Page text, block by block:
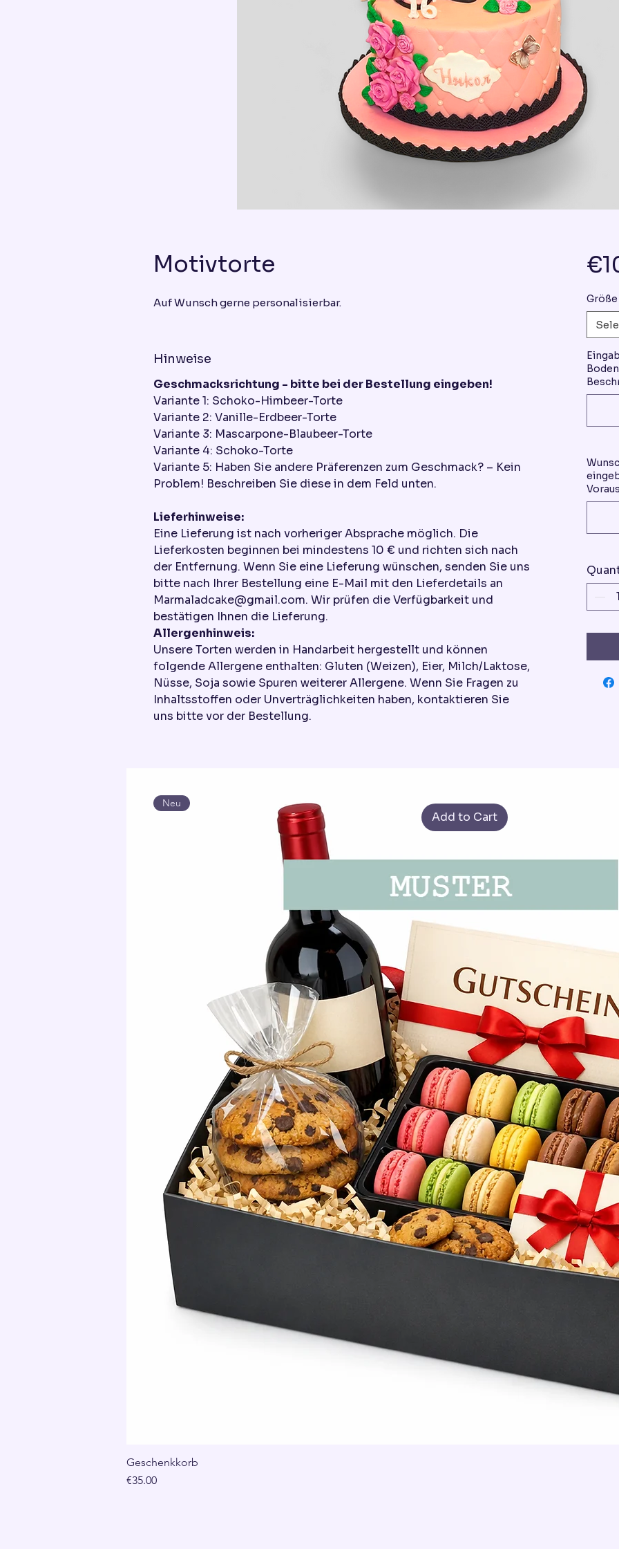
Motivtorte
Auf Wunsch gerne personalisierbar.
Hinweise
Geschmacksrichtung - bitte bei der Bestellung eingeben!
Variante 1: Schoko-Himbeer-Torte
Variante 2: Vanille-Erdbeer-Torte
Variante 3: Mascarpone-Blaubeer-Torte
Variante 4: Schoko-Torte
Variante 5: Haben Sie andere Präferenzen zum Geschmack? – Kein
Problem! Beschreiben Sie diese in dem Feld unten.
Lieferhinweise:
Eine Lieferung ist nach vorheriger Absprache möglich. Die
Lieferkosten beginnen bei mindestens 10 € und richten sich nach
der Entfernung. Wenn Sie eine Lieferung wünschen, senden Sie uns
bitte nach Ihrer Bestellung eine E-Mail mit den Lieferdetails an
Marmaladcake@gmail.com. Wir prüfen die Verfügbarkeit und
bestätigen Ihnen die Lieferung.
Allergenhinweis:
Unsere Torten werden in Handarbeit hergestellt und können
folgende Allergene enthalten: Gluten (Weizen), Eier, Milch/Laktose,
Nüsse, Soja sowie Spuren weiterer Allergene. Wenn Sie Fragen zu
Inhaltsstoffen oder Unverträglichkeiten haben, kontaktieren Sie
uns bitte vor der Bestellung.
Größe
Add to Cart
Neu
Geschenkkorb
Price
€35.00